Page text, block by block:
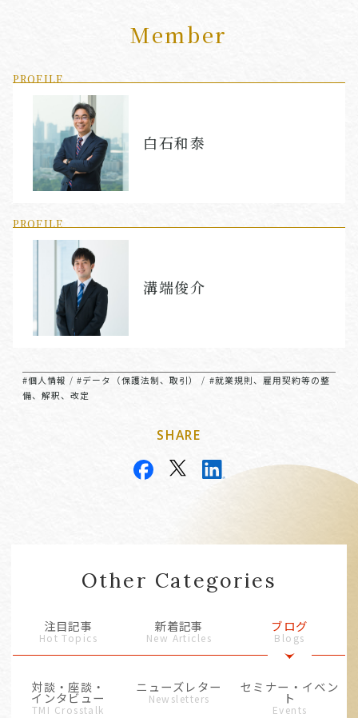
Member
PROFILE
白石和泰
PROFILE
溝端俊介
#個人情報 /#データ（保護法制、取引） / #就業規則、雇用契約等の整
備、解釈、改定
SHARE
Other Categories
注目記事
Hot Topics
新着記事
New Articles
ブログ
Blogs
対談・座談・
インタビュー
TMI Crosstalk
ニューズレター
Newsletters
セミナー・イベン
ト
Events